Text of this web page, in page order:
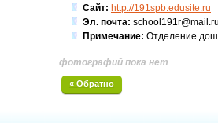
Сайт: http://191spb.edusite.ru
Эл. почта:
Примечание: Отделение
фотографий пока нет
« Обратно